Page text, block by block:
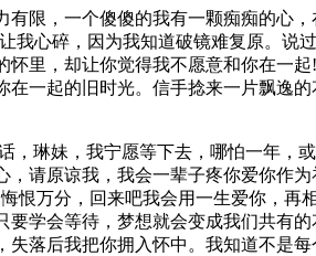
限，一个傻傻的我有一颗痴痴的心
我心碎，因为我知道破镜难复原。
怀里，却让你觉得我不愿意和你在一
一起的旧时光。信手捻来一片飘逸
，琳妹，我宁愿等下去，哪怕一年
，请原谅我，我会一辈子疼你爱你作
恨万分，回来吧我会用一生爱你，
要学会等待，梦想就会变成我们共有
落后我把你拥入怀中。我知道不是